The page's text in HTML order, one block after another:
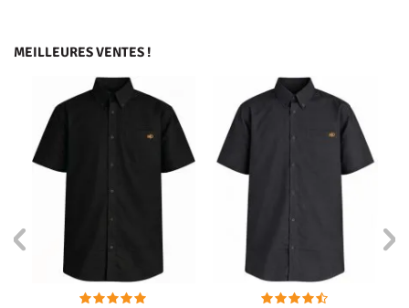
MEILLEURES VENTES !